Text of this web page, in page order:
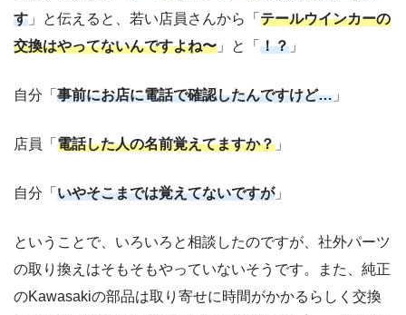
す 」と伝えると、若い店員さんから「 テールウインカーの
交換はやってないんですよね〜 」と「 ！？ 」
自分「 事前にお店に電話で確認したんですけど… 」
店員「 電話した人の名前覚えてますか？ 」
自分「 いやそこまでは覚えてないですが」
ということで、いろいろと相談したのですが、社外パーツ
の取り換えはそもそもやっていないそうです。また、純正
のKawasakiの部品は取り寄せに時間がかかるらしく交換